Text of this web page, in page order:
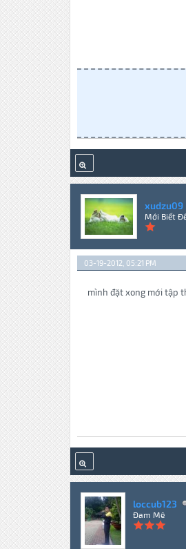
xudzu09
Mới Biết
03-19-2012, 05:21 PM
mình đặt xong mới tập
loccub123
Đam Mê